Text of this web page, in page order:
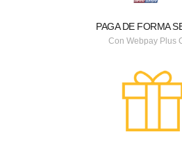
PAGA DE FORMA
Con Webpay Plus